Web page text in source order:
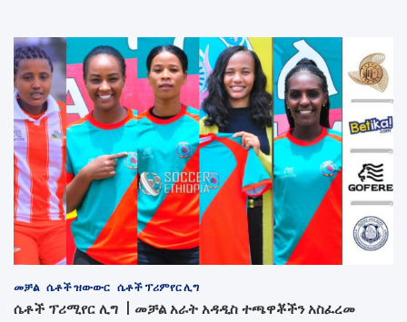
መቻል ሴቶች ዝውውር ሴቶች ፕሪምየር ሊግ
ሴቶች ፕሪሚየር ሊግ | መቻል አራት አዳዲስ ተጫዋቾችን አስፈረመ